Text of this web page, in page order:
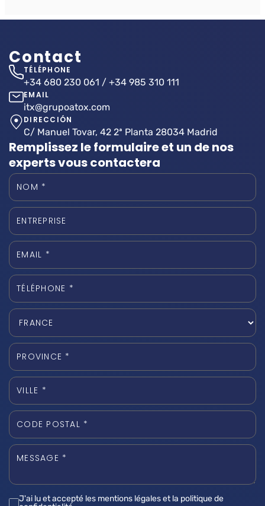
Contact
TÉLÉPHONE
‪+34 680 230 061 / +34 985 310 111‬
EMAIL
itx@grupoatox.com
DIRECCIÓN
C/ Manuel Tovar, 42 2ª Planta 28034 Madrid
Remplissez le formulaire et un de nos
experts vous contactera
J'ai lu et accepté les mentions légales et la politique de